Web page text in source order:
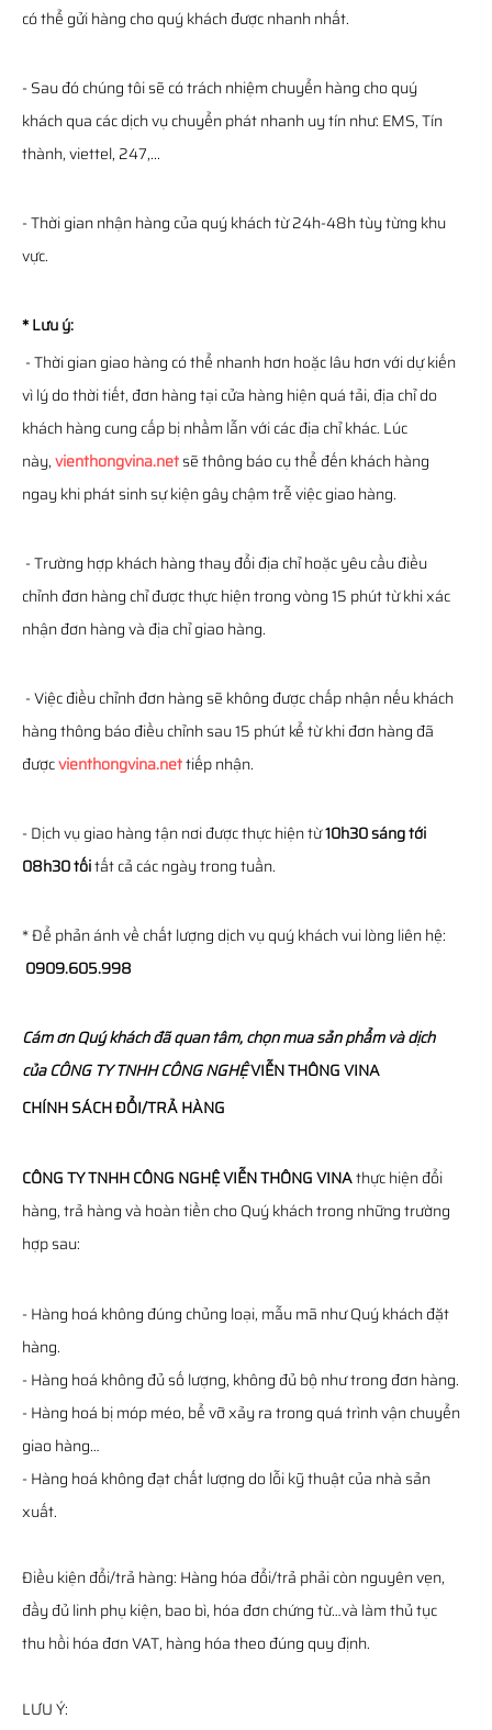
có thể gửi hàng cho quý khách được nhanh nhất.
- Sau đó chúng tôi sẽ có trách nhiệm chuyển hàng cho quý
khách qua các dịch vụ chuyển phát nhanh uy tín như: EMS, Tín
thành, viettel, 247,...
- Thời gian nhận hàng của quý khách từ 24h-48h tùy từng khu
vực.
* Lưu ý:
- Thời gian giao hàng có thể nhanh hơn hoặc lâu hơn với dự kiến
vì lý do thời tiết, đơn hàng tại cửa hàng hiện quá tải, địa chỉ do
khách hàng cung cấp bị nhầm lẫn với các địa chỉ khác. Lúc
này,vienthongvina.netsẽ thông báo cụ thể đến khách hàng
ngay khi phát sinh sự kiện gây chậm trễ việc giao hàng.
- Trường hợp khách hàng thay đổi địa chỉ hoặc yêu cầu điều
chỉnh đơn hàng chỉ được thực hiện trong vòng 15 phút từ khi xác
nhận đơn hàng và địa chỉ giao hàng.
- Việc điều chỉnh đơn hàng sẽ không được chấp nhận nếu khách
hàng thông báo điều chỉnh sau 15 phút kể từ khi đơn hàng đã
đượcvienthongvina.nettiếp nhận.
- Dịch vụ giao hàng tận nơi được thực hiện từ10h30 sáng tới
08h30 tốitất cả các ngày trong tuần.
* Để phản ánh về chất lượng dịch vụ quý khách vui lòng liên hệ:
0909.605.998
Cám ơn Quý khách đã quan tâm, chọn mua sản phẩm và dịch
củaCÔNG TY TNHH CÔNG NGHỆVIỄN THÔNGVINA
CHÍNH SÁCH ĐỔI/TRẢ HÀNG
CÔNG TY TNHH CÔNG NGHỆ VIỄN THÔNG VINAthực hiện đổi
hàng, trả hàng và hoàn tiền cho Quý khách trong những trường
hợp sau:
- Hàng hoá không đúng chủng loại, mẫu mã như Quý khách đặt
hàng.
- Hàng hoá không đủ số lượng, không đủ bộ như trong đơn hàng.
- Hàng hoá bị móp méo, bể vỡ xảy ra trong quá trình vận chuyển
giao hàng…
- Hàng hoá không đạt chất lượng do lỗi kỹ thuật của nhà sản
xuất.
Điều kiện đổi/trả hàng: Hàng hóa đổi/trả phải còn nguyên vẹn,
đầy đủ linh phụ kiện, bao bì, hóa đơn chứng từ…và làm thủ tục
thu hồi hóa đơn VAT, hàng hóa theo đúng quy định.
LƯU Ý: